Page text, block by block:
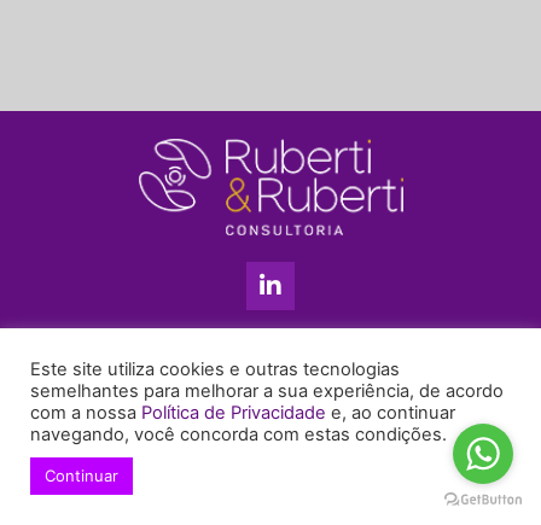
L
i
n
e
d
i
n
+55 11 99655-6439
enyruberti@ruberticonsultoria.com.br
Este site utiliza cookies e outras tecnologias
semelhantes para melhorar a sua experiência, de acordo
com a nossa Política de Privacidade e, ao continuar
navegando, você concorda com estas condições.
Continuar